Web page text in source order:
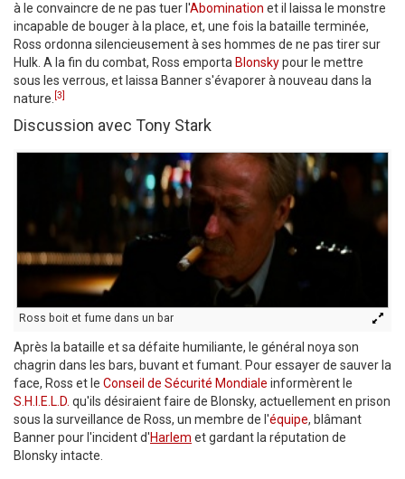
à le convaincre de ne pas tuer l'Abomination et il laissa le monstre
incapable de bouger à la place, et, une fois la bataille terminée,
Ross ordonna silencieusement à ses hommes de ne pas tirer sur
Hulk. A la fin du combat, Ross emporta Blonskypour le mettre
sous les verrous, et laissa Banner s'évaporer à nouveau dans la
nature. [3]
Discussion avec Tony Stark
Ross boit et fume dans un bar
Après la bataille et sa défaite humiliante, le général noya son
chagrin dans les bars, buvant et fumant. Pour essayer de sauver la
face, Ross et le Conseil de Sécurité Mondiale informèrent le
S.H.I.E.L.D. qu'ils désiraient faire de Blonsky, actuellement en prison
sous la surveillance de Ross, un membre de l'équipe, blâmant
Banner pour l'incident d'Harlem et gardant la réputation de
Blonsky intacte.